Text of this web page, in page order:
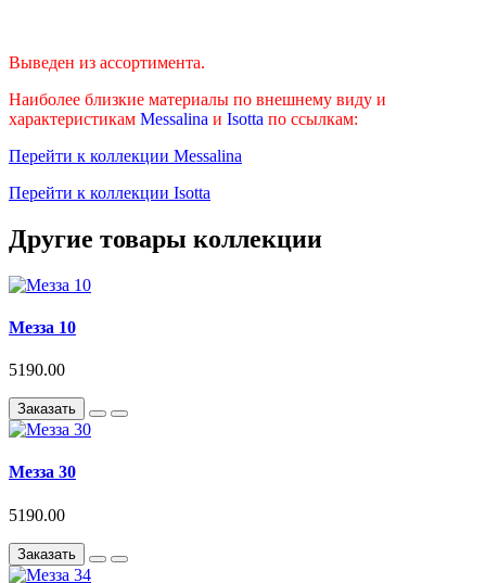
Выведен из ассортимента.
Наиболее близкие материалы по внешнему виду и
характеристикам Messalina и Isotta по ссылкам:
Перейти к коллекции Messalina
Перейти к коллекции Isotta
Другие товары коллекции
Мезза 10
5190.00
Заказать
Мезза 30
5190.00
Заказать